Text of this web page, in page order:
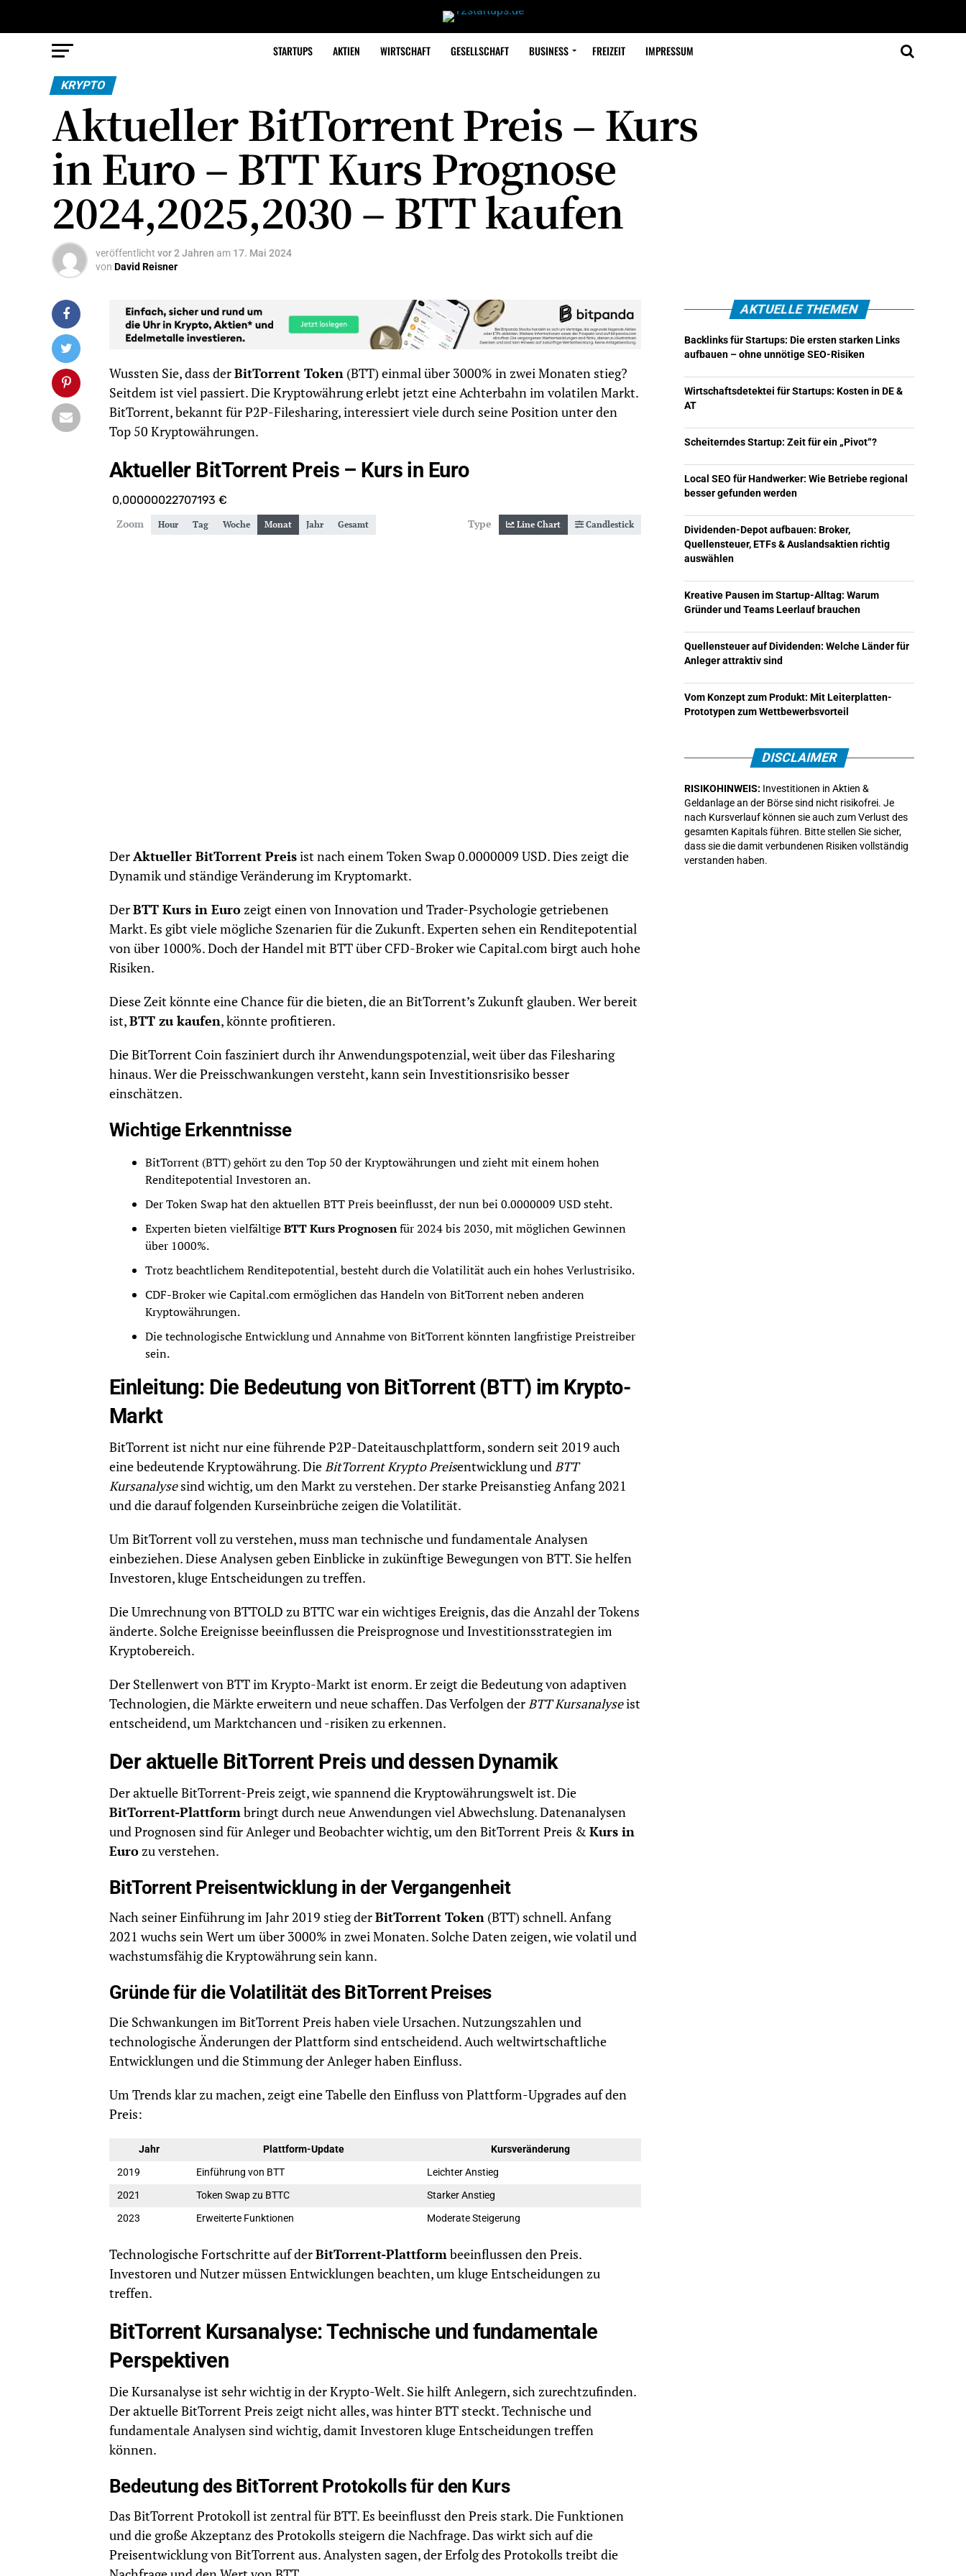
STARTUPS AKTIEN WIRTSCHAFT GESELLSCHAFT BUSINESS FREIZEIT IMPRESSUM
KRYPTO
Aktueller BitTorrent Preis – Kurs
in Euro – BTT Kurs Prognose
2024,2025,2030 – BTT kaufen
veröffentlicht vor 2 Jahren am 17. Mai 2024
von David Reisner
Wussten Sie, dass derBitTorrent Token (BTT) einmal über 3000% in zwei Monaten stieg?
Seitdem ist viel passiert. Die Kryptowährung erlebt jetzt eine Achterbahn im volatilen Markt.
BitTorrent, bekannt für P2P-Filesharing, interessiert viele durch seine Position unter den
Top 50 Kryptowährungen.
Aktueller BitTorrent Preis – Kurs in Euro
0,00000022707193 €
Zoom
Hour Tag Woche Monat Jahr Gesamt Type Line Chart Candlestick
DerAktueller BitTorrent Preisist nach einem Token Swap 0.0000009 USD. Dies zeigt die
Dynamik und ständige Veränderung im Kryptomarkt.
DerBTT Kurs in Eurozeigt einen von Innovation und Trader-Psychologie getriebenen
Markt. Es gibt viele mögliche Szenarien für die Zukunft. Experten sehen ein Renditepotential
von über 1000%. Doch der Handel mit BTT über CFD-Broker wie Capital.com birgt auch hohe
Risiken.
Diese Zeit könnte eine Chance für die bieten, die an BitTorrent’s Zukunft glauben. Wer bereit
ist,BTT zu kaufen, könnte profitieren.
Die BitTorrent Coin fasziniert durch ihr Anwendungspotenzial, weit über das Filesharing
hinaus. Wer die Preisschwankungen versteht, kann sein Investitionsrisiko besser
einschätzen.
Wichtige Erkenntnisse
BitTorrent (BTT) gehört zu den Top 50 der Kryptowährungen und zieht mit einem hohen
Renditepotential Investoren an.
Der Token Swap hat den aktuellen BTT Preis beeinflusst, der nun bei 0.0000009 USD steht.
Experten bieten vielfältigeBTT Kurs Prognosenfür 2024 bis 2030, mit möglichen Gewinnen
über 1000%.
Trotz beachtlichem Renditepotential, besteht durch die Volatilität auch ein hohes Verlustrisiko.
CDF-Broker wie Capital.com ermöglichen das Handeln von BitTorrent neben anderen
Kryptowährungen.
Die technologische Entwicklung und Annahme von BitTorrent könnten langfristige Preistreiber
sein.
Einleitung: Die Bedeutung von BitTorrent (BTT) im Krypto-
Markt
BitTorrent ist nicht nur eine führende P2P-Dateitauschplattform, sondern seit 2019 auch
eine bedeutende Kryptowährung. DieBitTorrent Krypto Preisentwicklung undBTT
Kursanalysesind wichtig, um den Markt zu verstehen. Der starke Preisanstieg Anfang 2021
und die darauf folgenden Kurseinbrüche zeigen die Volatilität.
Um BitTorrent voll zu verstehen, muss man technische und fundamentale Analysen
einbeziehen. Diese Analysen geben Einblicke in zukünftige Bewegungen von BTT. Sie helfen
Investoren, kluge Entscheidungen zu treffen.
Die Umrechnung von BTTOLD zu BTTC war ein wichtiges Ereignis, das die Anzahl der Tokens
änderte. Solche Ereignisse beeinflussen die Preisprognose und Investitionsstrategien im
Kryptobereich.
Der Stellenwert von BTT im Krypto-Markt ist enorm. Er zeigt die Bedeutung von adaptiven
Technologien, die Märkte erweitern und neue schaffen. Das Verfolgen derBTT Kursanalyseist
entscheidend, um Marktchancen und -risiken zu erkennen.
Der aktuelle BitTorrent Preis und dessen Dynamik
Der aktuelle BitTorrent-Preis zeigt, wie spannend die Kryptowährungswelt ist. Die
BitTorrent-Plattformbringt durch neue Anwendungen viel Abwechslung. Datenanalysen
und Prognosen sind für Anleger und Beobachter wichtig, um den BitTorrent Preis & Kurs in
Eurozu verstehen.
BitTorrent Preisentwicklung in der Vergangenheit
Nach seiner Einführung im Jahr 2019 stieg derBitTorrent Token (BTT) schnell. Anfang
2021 wuchs sein Wert um über 3000% in zwei Monaten. Solche Daten zeigen, wie volatil und
wachstumsfähig die Kryptowährung sein kann.
Gründe für die Volatilität des BitTorrent Preises
Die Schwankungen im BitTorrent Preis haben viele Ursachen. Nutzungszahlen und
technologische Änderungen der Plattform sind entscheidend. Auch weltwirtschaftliche
Entwicklungen und die Stimmung der Anleger haben Einfluss.
Um Trends klar zu machen, zeigt eine Tabelle den Einfluss von Plattform-Upgrades auf den
Preis:
Jahr Plattform-Update
Kursveränderung
2019
Einführung von BTT
Leichter Anstieg
2021
Token Swap zu BTTC
Starker Anstieg
2023
Erweiterte Funktionen Moderate Steigerung
Technologische Fortschritte auf derBitTorrent-Plattformbeeinflussen den Preis.
Investoren und Nutzer müssen Entwicklungen beachten, um kluge Entscheidungen zu
treffen.
BitTorrent Kursanalyse: Technische und fundamentale
Perspektiven
Die Kursanalyse ist sehr wichtig in der Krypto-Welt. Sie hilft Anlegern, sich zurechtzufinden.
Der aktuelle BitTorrent Preis zeigt nicht alles, was hinter BTT steckt. Technische und
fundamentale Analysen sind wichtig, damit Investoren kluge Entscheidungen treffen
können.
Bedeutung des BitTorrent Protokolls für den Kurs
Das BitTorrent Protokoll ist zentral für BTT. Es beeinflusst den Preis stark. Die Funktionen
und die große Akzeptanz des Protokolls steigern die Nachfrage. Das wirkt sich auf die
Preisentwicklung von BitTorrent aus. Analysten sagen, der Erfolg des Protokolls treibt die
AKTUELLE THEMEN
Backlinks für Startups: Die ersten starken Links
aufbauen – ohne unnötige SEO-Risiken
Wirtschaftsdetektei für Startups: Kosten in DE &
AT
Scheiterndes Startup: Zeit für ein „Pivot“?
Local SEO für Handwerker: Wie Betriebe regional
besser gefunden werden
Dividenden-Depot aufbauen: Broker,
Quellensteuer, ETFs & Auslandsaktien richtig
auswählen
Kreative Pausen im Startup-Alltag: Warum
Gründer und Teams Leerlauf brauchen
Quellensteuer auf Dividenden: Welche Länder für
Anleger attraktiv sind
Vom Konzept zum Produkt: Mit Leiterplatten-
Prototypen zum Wettbewerbsvorteil
DISCLAIMER
RISIKOHINWEIS: Investitionen in Aktien &
Geldanlage an der Börse sind nicht risikofrei. Je
nach Kursverlauf können sie auch zum Verlust des
gesamten Kapitals führen. Bitte stellen Sie sicher,
dass sie die damit verbundenen Risiken vollständig
verstanden haben.